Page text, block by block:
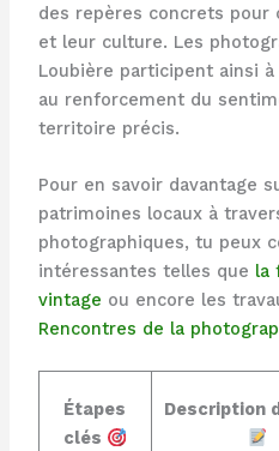
des repères concrets pour
et leur culture. Les
Loubière participent ainsi
au renforcement du
territoire précis.
Pour en savoir davantage
patrimoines locaux à
photographiques, tu peux
intéressantes telles que la
vintage ou encore les
Rencontres de la
Étapes
clés
Description